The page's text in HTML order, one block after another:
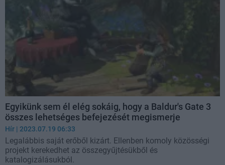
Egyikünk sem él elég sokáig, hogy a Baldur's Gate 3
összes lehetséges befejezését megismerje
Hír | 2023.07.19 06:33
Legalábbis saját erőből kizárt. Ellenben komoly közösségi
projekt kerekedhet az összegyűjtésükből és
katalogizálásukból.